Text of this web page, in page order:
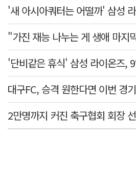
대구FC, 승격 원한다면 이번 경